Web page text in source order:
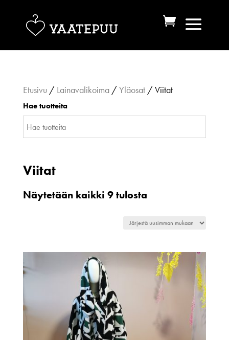
Etusivu / Lainavalikoima/Yläosat/ Viitat
Hae tuotteita
Viitat
Näytetään kaikki 9 tulostaSorted